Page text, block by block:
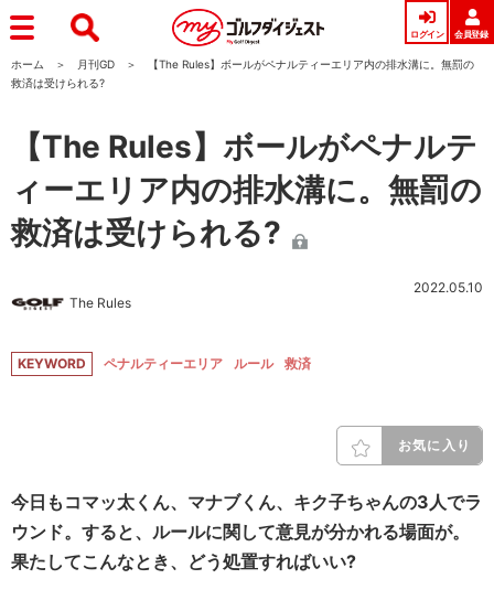
ログイン 会員登録
ホーム 月刊GD
【The Rules】ボールがペナルティーエリア内の排水溝に。無罰の
救済は受けられる?
【The Rules】ボールがペナルテ
ィーエリア内の排水溝に。無罰の
救済は受けられる?
The Rules
2022.05.10
KEYWORD ペナルティーエリア ルール 救済
お気に入り
今日もコマッ太くん、マナブくん、キク子ちゃんの3人でラ
ウンド。すると、ルールに関して意見が分かれる場面が。
果たしてこんなとき、どう処置すればいい?